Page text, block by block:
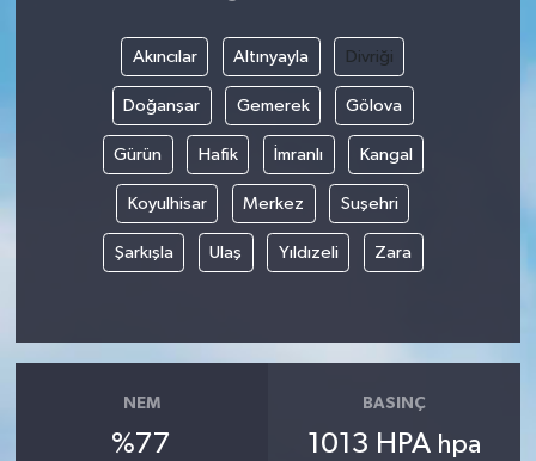
Akıncılar Altınyayla Divriği
Doğanşar Gemerek Gölova
Gürün Hafik İmranlı Kangal
Koyulhisar Merkez Suşehri
Şarkışla Ulaş Yıldızeli Zara
NEM
%77
BASINÇ
1013 HPA hpa